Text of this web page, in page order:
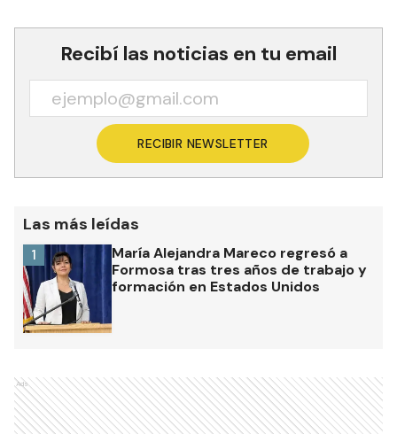
Recibí las noticias en tu email
RECIBIR NEWSLETTER
Las más leídas
María Alejandra Mareco regresó a
Formosa tras tres años de trabajo y
formación en Estados Unidos
1
Ads